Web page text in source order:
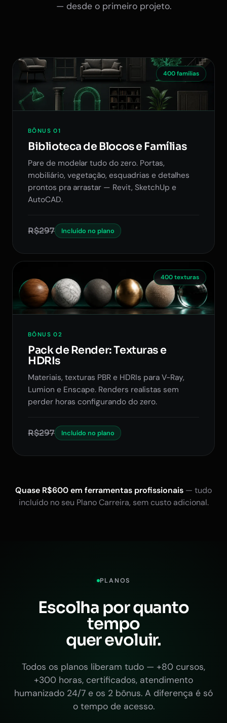
— desde o primeiro projeto.
400 famílias
BÔNUS 01
Biblioteca de Blocos e Famílias
Pare de modelar tudo do zero. Portas,
mobiliário, vegetação, esquadrias e detalhes
prontos pra arrastar — Revit, SketchUp e
AutoCAD.
R$297 Incluído no plano
400 texturas
BÔNUS 02
Pack de Render: Texturas e
HDRIs
Materiais, texturas PBR e HDRIs para V-Ray,
Lumion e Enscape. Renders realistas sem
perder horas configurando do zero.
R$297 Incluído no plano
Quase R$600 em ferramentas profissionais — tudo
incluído no seu Plano Carreira, sem custo adicional.
PLANOS
Escolha por quanto
tempo
quer evoluir.
Todos os planos liberam tudo — +80 cursos,
+300 horas, certificados, atendimento
humanizado 24/7 e os 2 bônus. A diferença é só
o tempo de acesso.